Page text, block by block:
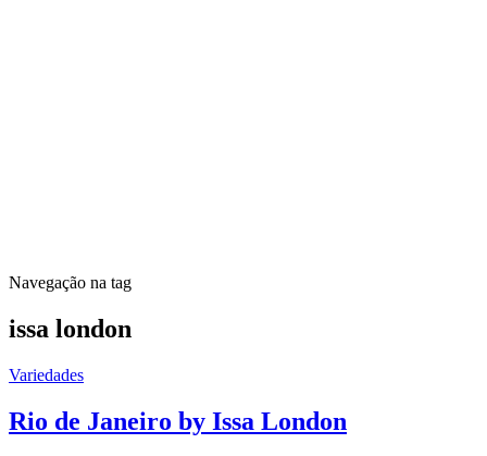
Navegação na tag
issa london
Variedades
Rio de Janeiro by Issa London